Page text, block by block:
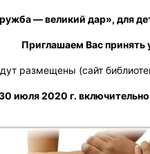
— великий дар», для
Приглашаем Вас принять
размещены (сайт
июля 2020 г.